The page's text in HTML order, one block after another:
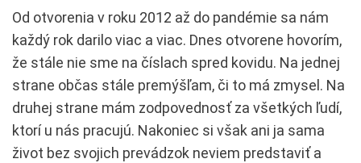
Od otvorenia v roku 2012 až do pandémie sa nám
každý rok darilo viac a viac. Dnes otvorene hovorím,
že stále nie sme na číslach spred kovidu. Na jednej
strane občas stále premýšľam, či to má zmysel. Na
druhej strane mám zodpovednosť za všetkých ľudí,
ktorí u nás pracujú. Nakoniec si však ani ja sama
život bez svojich prevádzok neviem predstaviť a